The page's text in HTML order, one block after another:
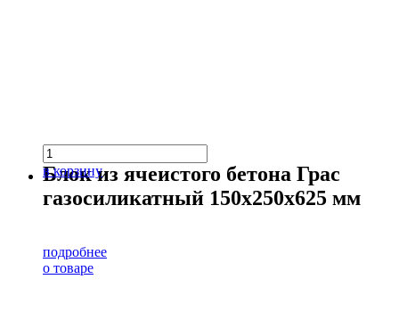
в корзину
Блок из ячеистого бетона Грас
газосиликатный 150х250х625 мм
подробнее
о товаре